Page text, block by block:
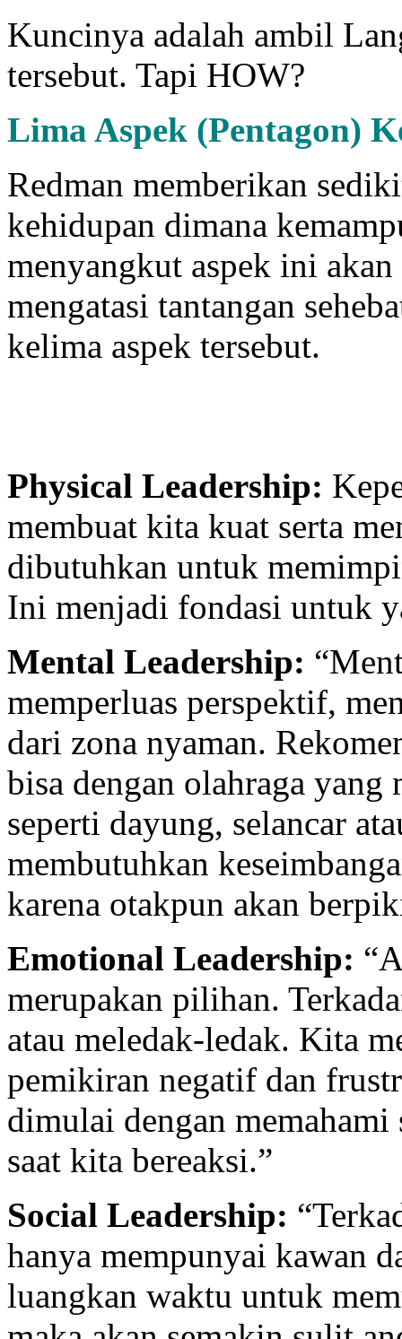
Kuncinya adalah ambil
tersebut. Tapi HOW?
Lima Aspek (Pentagon)
Redman memberikan
kehidupan dimana
menyangkut aspek ini
mengatasi tantangan
kelima aspek tersebut.
Physical Leadership:
membuat kita kuat serta
dibutuhkan untuk
Ini menjadi fondasi untuk
Mental Leadership:
memperluas perspektif,
dari zona nyaman.
bisa dengan olahraga yang
seperti dayung, selancar
membutuhkan
karena otakpun akan
Emotional Leadership:
merupakan pilihan.
atau meledak-ledak. Kita
pemikiran negatif dan
dimulai dengan
saat kita bereaksi.”
Social Leadership:
hanya mempunyai kawan
luangkan waktu untuk